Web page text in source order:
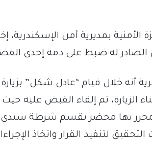
الأمنية بمديرية أمن
له ضبط على ذمة إحدى
أنه خلال قيام “عادل شكل”
الزيارة، تم إلقاء القبض عليه
بها محضر بقسم شرطة سيدي
لتنفيذ القرار واتخاذ